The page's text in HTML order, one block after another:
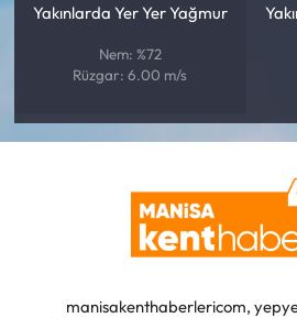
Yakınlarda Yer Yer Yağmur
Nem: %72
Rüzgar: 6.00 m/s
manisakenthaberlericom,